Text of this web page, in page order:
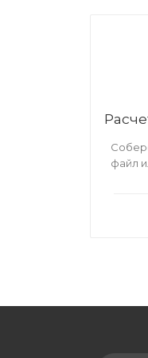
файл